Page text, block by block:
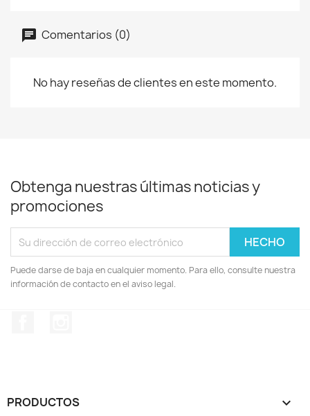
Comentarios (0)
No hay reseñas de clientes en este momento.
Obtenga nuestras últimas noticias y
promociones
Puede darse de baja en cualquier momento. Para ello, consulte nuestra
información de contacto en el aviso legal.
PRODUCTOS 